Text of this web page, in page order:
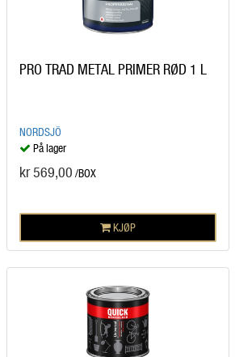
PRO TRAD METAL PRIMER RØD 1 L
NORDSJÖ
På lager
kr 569,00 /BOX
KJØP